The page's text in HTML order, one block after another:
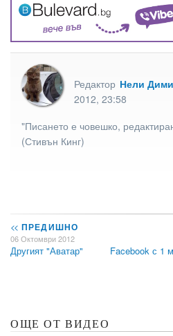
Редактор Нели
2012, 23:58
"Писането е човешко,
(Стивън Кинг)
<< ПРЕДИШНО
06 Октомври 2012
Другият "Аватар" Facebook с 1
ОЩЕ ОТ ВИДЕО